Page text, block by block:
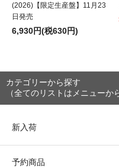
(2026)【限定生産盤】11月23
日発売
6,930円(税630円)
カテゴリーから探す
（全てのリストはメニューか
新入荷
予約商品